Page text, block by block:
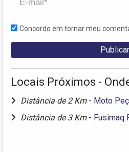
Concordo em tornar meu
Locais Próximos -
Distância de 2 Km - Moto
Distância de 3 Km - Fusimaq